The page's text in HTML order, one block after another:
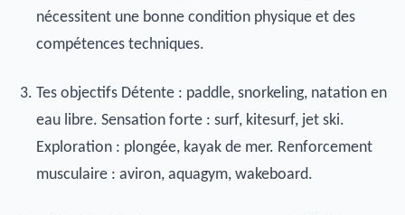
nécessitent une bonne condition physique et des
compétences techniques.
Tes objectifs Détente : paddle, snorkeling, natation en
eau libre. Sensation forte : surf, kitesurf, jet ski.
Exploration : plongée, kayak de mer. Renforcement
musculaire : aviron, aquagym, wakeboard.